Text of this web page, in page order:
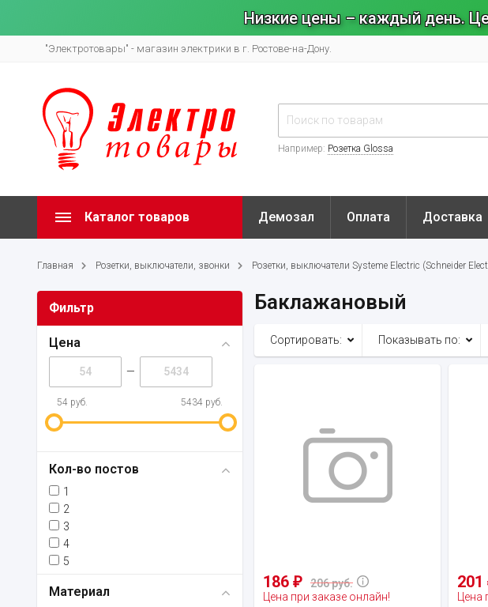
Низкие цены – каждый день.
"Электротовары" - магазин электрики в г. Ростове-на-Дону.
Например: Розетка Glossa
Каталог товаров Демозал Оплата Доставка
Главная Розетки, выключатели, звонки Розетки, выключатели Systeme Electric (Schneider
Фильтр
Цена
—
54 руб. 5434 руб.
Кол-во постов
1
2
3
4
5
Материал
Баклажановый
Сортировать: Показывать по:
186 ₽
206 руб.
Цена при заказе онлайн!
201
Цена